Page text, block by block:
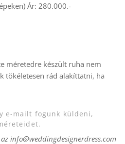
Ár: 280.000.-
méretedre készült ruha nem
tökéletesen rád alakíttatni, ha
e-mailt fogunk küldeni,
info@weddingdesignerdress.com